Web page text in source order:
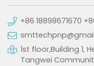
+86 18898671670
1st floor,Building 1,
Tangwei